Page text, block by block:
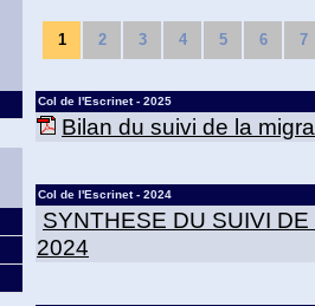
1 2 3 4 5 6 7
Col de l'Escrinet - 2025
Bilan du suivi de la
Col de l'Escrinet - 2024
SYNTHESE DU SUIVI
2024